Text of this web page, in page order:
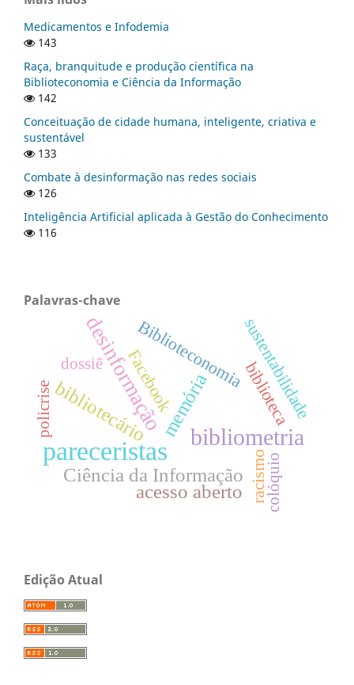
Medicamentos e Infodemia
143
Raça, branquitude e produção científica na
Biblioteconomia e Ciência da Informação
142
Conceituação de cidade humana, inteligente, criativa e
sustentável
133
Combate à desinformação nas redes sociais
126
Inteligência Artificial aplicada à Gestão do Conhecimento
116
Palavras-chave
pareceristas bibliometria
desinformação
Ciência da Informação
acesso aberto
bibliotecáriomemória
Biblioteconomia
Facebook
racismo
biblioteca
sustentabilidade
dossiê
policrise
colóquio
Edição Atual